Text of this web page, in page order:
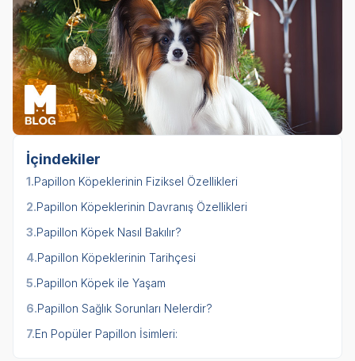
İçindekiler
1.Papillon Köpeklerinin Fiziksel Özellikleri
2.Papillon Köpeklerinin Davranış Özellikleri
3.Papillon Köpek Nasıl Bakılır?
4.Papillon Köpeklerinin Tarihçesi
5.Papillon Köpek ile Yaşam
6.Papillon Sağlık Sorunları Nelerdir?
7.En Popüler Papillon İsimleri: